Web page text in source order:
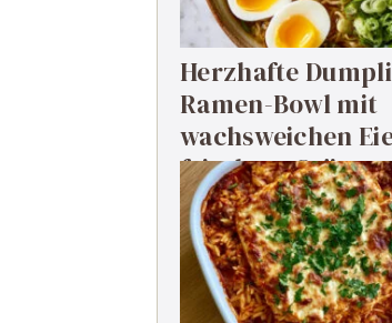
Herzhafte
Ramen-Bowl mit
wachsweichen
frischem Grün